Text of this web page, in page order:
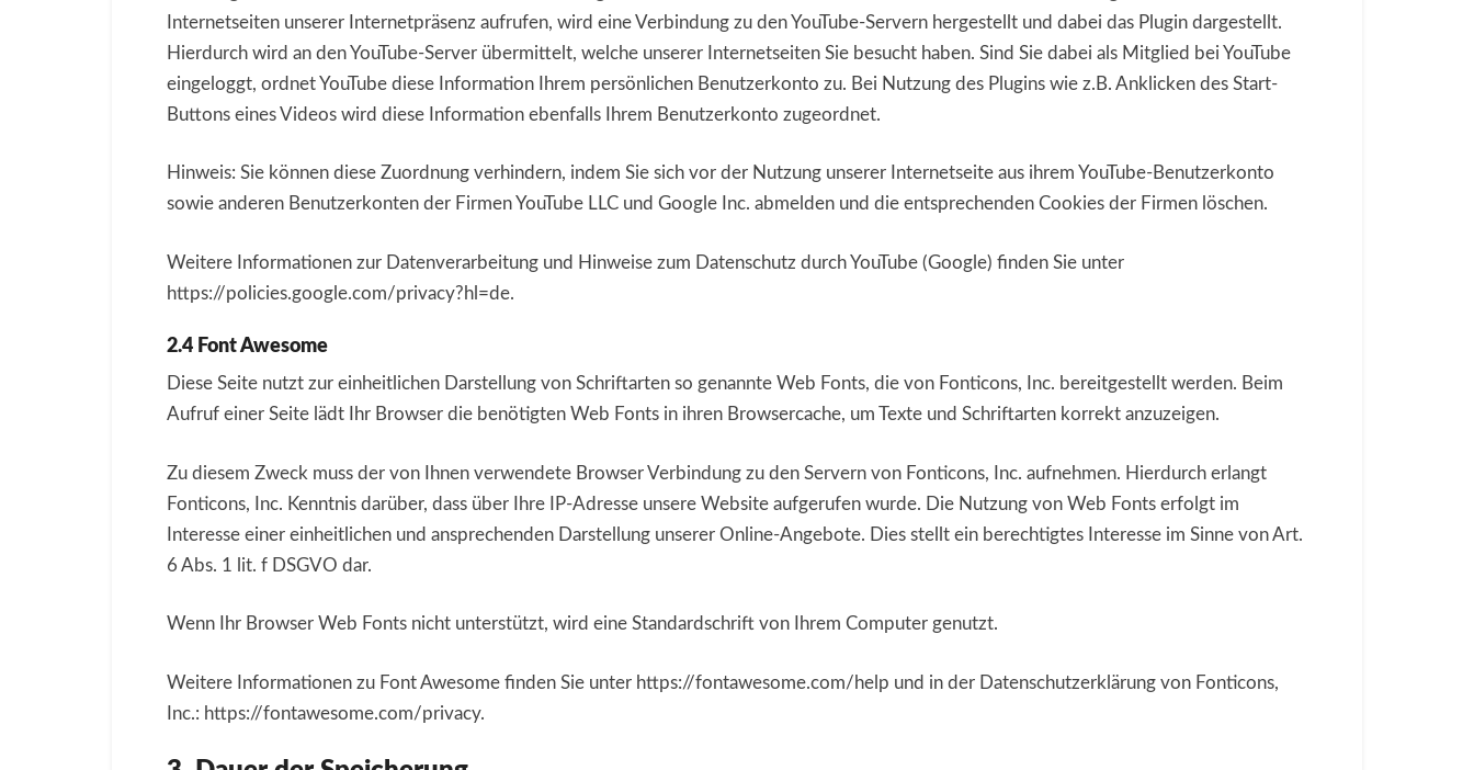
Internetseiten unserer Internetpräsenz aufrufen, wird eine Verbindung zu den YouTube-Servern hergestellt und dabei das Plugin dargestellt.
Hierdurch wird an den YouTube-Server übermittelt, welche unserer Internetseiten Sie besucht haben. Sind Sie dabei als Mitglied bei YouTube
eingeloggt, ordnet YouTube diese Information Ihrem persönlichen Benutzerkonto zu. Bei Nutzung des Plugins wie z.B. Anklicken des Start-
Buttons eines Videos wird diese Information ebenfalls Ihrem Benutzerkonto zugeordnet.
Hinweis: Sie können diese Zuordnung verhindern, indem Sie sich vor der Nutzung unserer Internetseite aus ihrem YouTube-Benutzerkonto
sowie anderen Benutzerkonten der Firmen YouTube LLC und Google Inc. abmelden und die entsprechenden Cookies der Firmen löschen.
Weitere Informationen zur Datenverarbeitung und Hinweise zum Datenschutz durch YouTube (Google) finden Sie unter
https://policies.google.com/privacy?hl=de.
2.4 Font Awesome
Diese Seite nutzt zur einheitlichen Darstellung von Schriftarten so genannte Web Fonts, die von Fonticons, Inc. bereitgestellt werden. Beim
Aufruf einer Seite lädt Ihr Browser die benötigten Web Fonts in ihren Browsercache, um Texte und Schriftarten korrekt anzuzeigen.
Zu diesem Zweck muss der von Ihnen verwendete Browser Verbindung zu den Servern von Fonticons, Inc. aufnehmen. Hierdurch erlangt
Fonticons, Inc. Kenntnis darüber, dass über Ihre IP-Adresse unsere Website aufgerufen wurde. Die Nutzung von Web Fonts erfolgt im
Interesse einer einheitlichen und ansprechenden Darstellung unserer Online-Angebote. Dies stellt ein berechtigtes Interesse im Sinne von Art.
6 Abs. 1 lit. f DSGVO dar.
Wenn Ihr Browser Web Fonts nicht unterstützt, wird eine Standardschrift von Ihrem Computer genutzt.
Weitere Informationen zu Font Awesome finden Sie unter https://fontawesome.com/help und in der Datenschutzerklärung von Fonticons,
Inc.: https://fontawesome.com/privacy.